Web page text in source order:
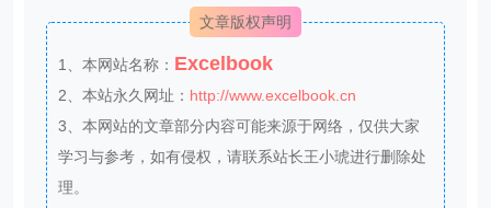
文章版权声明
1、本网站名称： Excelbook
2、本站永久网址： http://www.excelbook.cn
3、本网站的文章部分内容可能来源于网络，仅供大家
学习与参考，如有侵权，请联系站长王小琥进行删除处
理。